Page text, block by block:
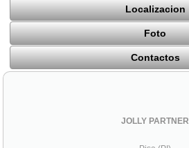
Localizacion
Foto
Contactos
JOLLY PARTNER